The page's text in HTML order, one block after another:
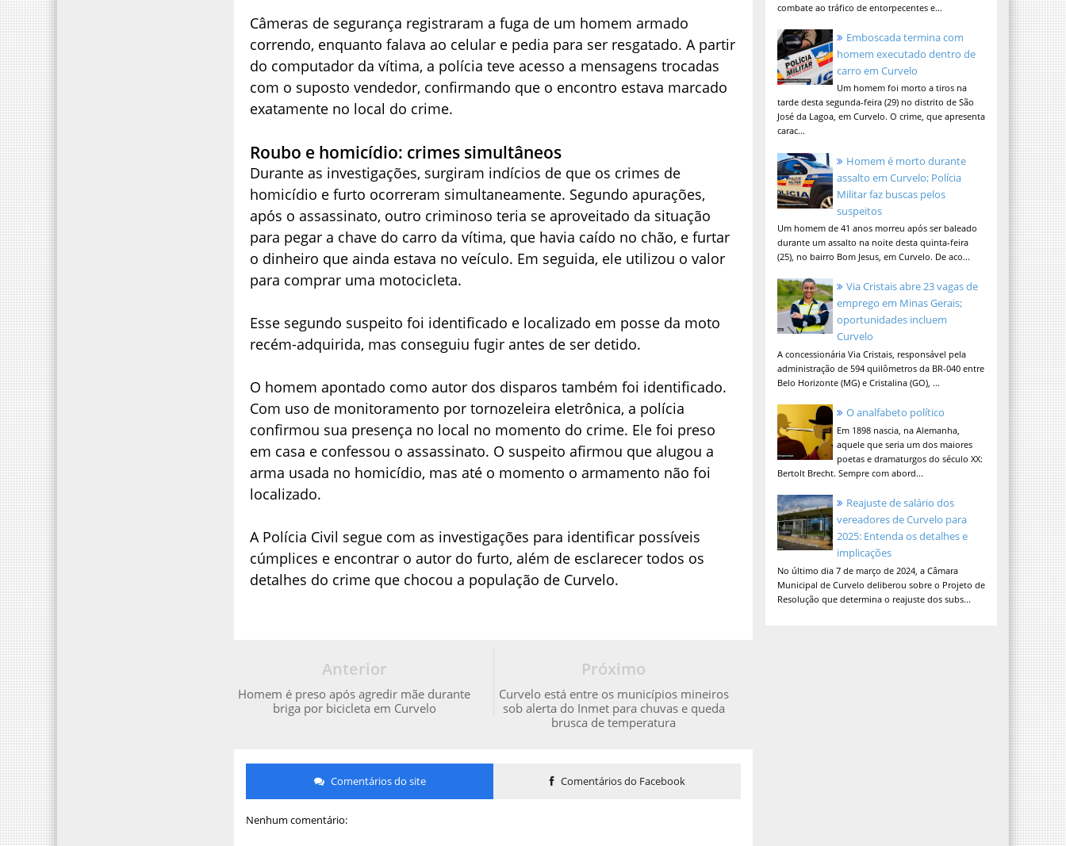
Câmeras de segurança registraram a fuga de um homem armado
correndo, enquanto falava ao celular e pedia para ser resgatado. A partir
do computador da vítima, a polícia teve acesso a mensagens trocadas
com o suposto vendedor, confirmando que o encontro estava marcado
exatamente no local do crime.
Roubo e homicídio: crimes simultâneos
Durante as investigações, surgiram indícios de que os crimes de
homicídio e furto ocorreram simultaneamente. Segundo apurações,
após o assassinato, outro criminoso teria se aproveitado da situação
para pegar a chave do carro da vítima, que havia caído no chão, e furtar
o dinheiro que ainda estava no veículo. Em seguida, ele utilizou o valor
para comprar uma motocicleta.
Esse segundo suspeito foi identificado e localizado em posse da moto
recém-adquirida, mas conseguiu fugir antes de ser detido.
O homem apontado como autor dos disparos também foi identificado.
Com uso de monitoramento por tornozeleira eletrônica, a polícia
confirmou sua presença no local no momento do crime. Ele foi preso
em casa e confessou o assassinato. O suspeito afirmou que alugou a
arma usada no homicídio, mas até o momento o armamento não foi
localizado.
A Polícia Civil segue com as investigações para identificar possíveis
cúmplices e encontrar o autor do furto, além de esclarecer todos os
detalhes do crime que chocou a população de Curvelo.
Próximo
Curvelo está entre os municípios mineiros
sob alerta do Inmet para chuvas e queda
brusca de temperatura
Anterior
Homem é preso após agredir mãe durante
briga por bicicleta em Curvelo
Comentários do site Comentários do Facebook
Nenhum comentário:
combate ao tráfico de entorpecentes e...
Emboscada termina com
homem executado dentro de
carro em Curvelo
Um homem foi morto a tiros na
tarde desta segunda-feira (29) no distrito de São
José da Lagoa, em Curvelo. O crime, que apresenta
carac...
Homem é morto durante
assalto em Curvelo; Polícia
Militar faz buscas pelos
suspeitos
Um homem de 41 anos morreu após ser baleado
durante um assalto na noite desta quinta-feira
(25), no bairro Bom Jesus, em Curvelo. De aco...
Via Cristais abre 23 vagas de
emprego em Minas Gerais;
oportunidades incluem
Curvelo
A concessionária Via Cristais, responsável pela
administração de 594 quilômetros da BR-040 entre
Belo Horizonte (MG) e Cristalina (GO), ...
O analfabeto político
Em 1898 nascia, na Alemanha,
aquele que seria um dos maiores
poetas e dramaturgos do século XX:
Bertolt Brecht. Sempre com abord...
Reajuste de salário dos
vereadores de Curvelo para
2025: Entenda os detalhes e
implicações
No último dia 7 de março de 2024, a Câmara
Municipal de Curvelo deliberou sobre o Projeto de
Resolução que determina o reajuste dos subs...